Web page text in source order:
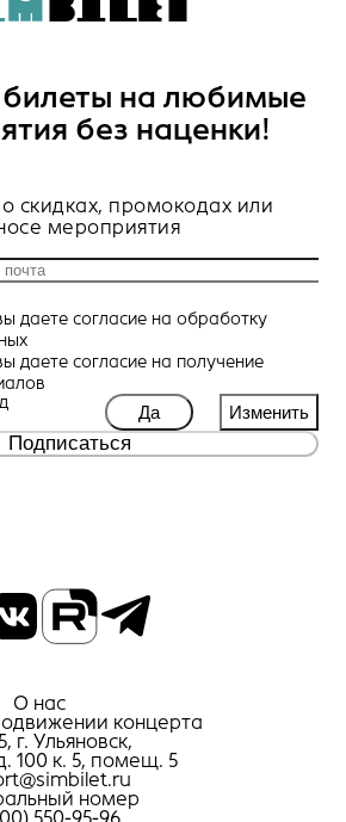
билеты на любимые
без наценки!
скидках, промокодах или
мероприятия
даете согласие на обработку
даете согласие на получение
Да Изменить
Подписаться
О нас
концерта
г. Ульяновск,
100 к. 5, помещ. 5
номер
550-95-96